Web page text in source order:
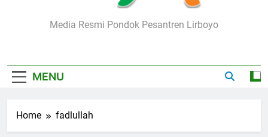
Lirboyo.net
Media Resmi Pondok Pesantren Lirboyo
MENU
Home fadlullah